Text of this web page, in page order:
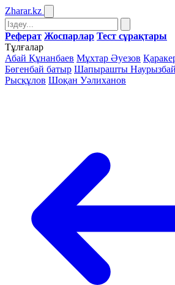
Zharar.kz
Реферат Жоспарлар Тест сұрақтары
Тұлғалар
Абай Құнанбаев Мұхтар Әуезов
Бөгенбай батыр Шапырашты
Рысқұлов Шоқан Уәлиханов